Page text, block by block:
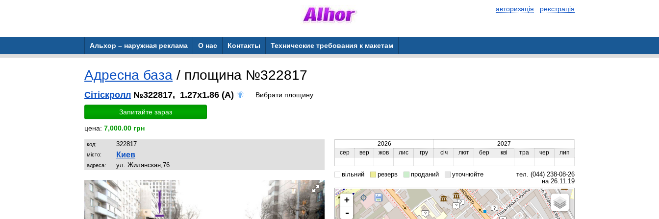
авторизація реєстрація
Альхор – наружная реклама О нас Контакты Технические требования к макетам
Адресна база / площина №322817
Сітіскролл №322817, 1.27x1.86 (A) Вибрати площину
Запитайте зараз
цена: 7,000.00 грн
код: 322817
місто: Киев
адреса: ул. Жилянская,76
2026
2027
сер
вер жов лис гру січ лют бер кві тра чер лип
вільний резерв проданий уточнюйте
тел. (044) 238-08-26
на 26.11.19
+
-